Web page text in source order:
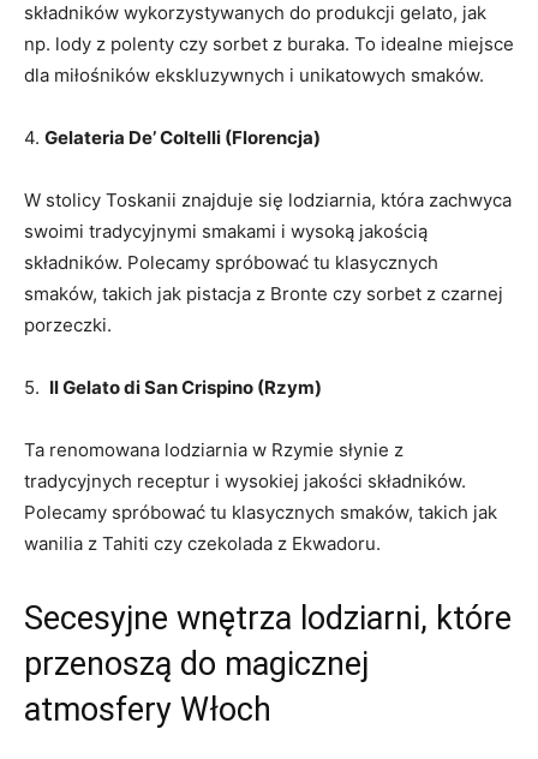
składników wykorzystywanych do​ produkcji ‌gelato, jak
np. lody z polenty ‍czy sorbet z buraka. To idealne miejsce‍
dla miłośników⁢ ekskluzywnych i unikatowych smaków.
4.⁢ Gelateria De’ Coltelli (Florencja)
W stolicy Toskanii znajduje się lodziarnia, która zachwyca
swoimi⁢ tradycyjnymi smakami i wysoką ⁤jakością
składników. Polecamy spróbować tu klasycznych
smaków, takich jak‌ pistacja z‌ Bronte czy sorbet z czarnej
porzeczki.
5. ⁤ Il Gelato​ di San Crispino (Rzym)
Ta ‌renomowana lodziarnia ‌w Rzymie słynie z
tradycyjnych ​receptur i wysokiej jakości składników.
Polecamy spróbować tu klasycznych smaków, takich jak
wanilia z Tahiti ‍czy czekolada z Ekwadoru.
Secesyjne wnętrza lodziarni,‍ które
przenoszą do magicznej⁤
atmosfery Włoch